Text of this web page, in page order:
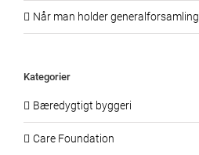
Når man holder generalforsamling
Kategorier
Bæredygtigt byggeri
Care Foundation